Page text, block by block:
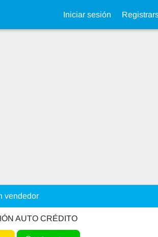
Iniciar sesión
vendedor
AUTO CRÉDITO